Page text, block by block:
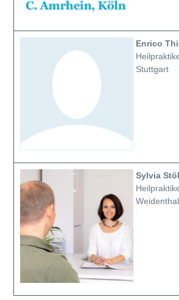
Enrico
Stuttgart
Sylvia
Weidenthal